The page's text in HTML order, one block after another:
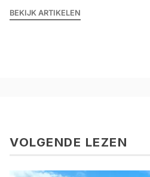
BEKIJK ARTIKELEN
VOLGENDE LEZEN